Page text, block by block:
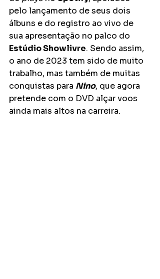
pelo lançamento de seus dois
álbuns e do registro ao vivo de
sua apresentação no palco do
Estúdio Showlivre. Sendo assim,
o ano de 2023 tem sido de muito
trabalho, mas também de muitas
conquistas para Nino, que agora
pretende com o DVD alçar voos
ainda mais altos na carreira.